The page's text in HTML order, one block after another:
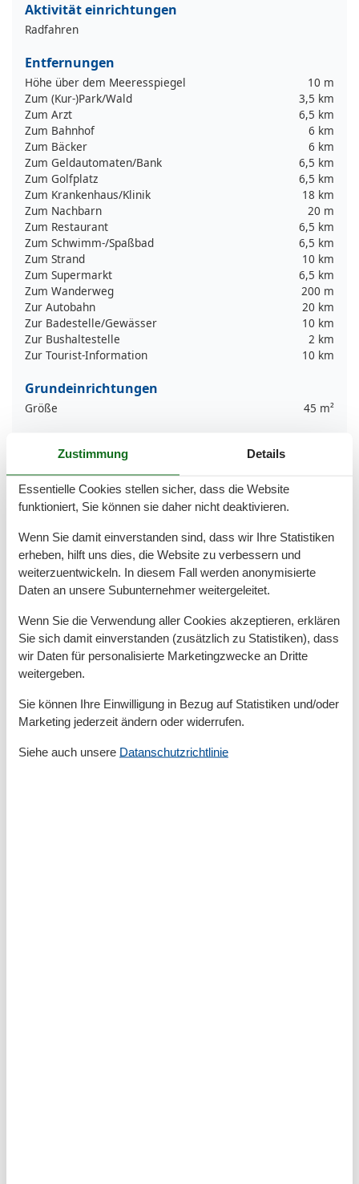
Aktivität einrichtungen
Radfahren
Entfernungen
Höhe über dem Meeresspiegel
10 m
Zum (Kur-)Park/Wald
3,5 km
Zum Arzt
6,5 km
Zum Bahnhof
6 km
Zum Bäcker
6 km
Zum Geldautomaten/Bank
6,5 km
Zum Golfplatz
6,5 km
Zum Krankenhaus/Klinik
18 km
Zum Nachbarn
20 m
Zum Restaurant
6,5 km
Zum Schwimm-/Spaßbad
6,5 km
Zum Strand
10 km
Zum Supermarkt
6,5 km
Zum Wanderweg
200 m
Zur Autobahn
20 km
Zur Badestelle/Gewässer
10 km
Zur Bushaltestelle
2 km
Zur Tourist-Information
10 km
Grundeinrichtungen
Größe 45 m²
Familienfreundlich
Serviceeinrichtungen
Allergikerger. (tierfrei)
Backofen
Bettwäsche
Dusche/WC
Einzelbett
Getrennt stehende Betten
Heizung
Hochstuhl
Haartrockner
Internet - WLAN
Küche (offen)
Kühlschrank
Nichtraucher
Zustimmung Details
Essentielle Cookies stellen sicher, dass die Website
funktioniert, Sie können sie daher nicht deaktivieren.
Wenn Sie damit einverstanden sind, dass wir Ihre Statistiken
erheben, hilft uns dies, die Website zu verbessern und
weiterzuentwickeln. In diesem Fall werden anonymisierte
Daten an unsere Subunternehmer weitergeleitet.
Wenn Sie die Verwendung aller Cookies akzeptieren, erklären
Sie sich damit einverstanden (zusätzlich zu Statistiken), dass
wir Daten für personalisierte Marketingzwecke an Dritte
weitergeben.
Sie können Ihre Einwilligung in Bezug auf Statistiken und/oder
Marketing jederzeit ändern oder widerrufen.
Siehe auch unsere Datanschutzrichtlinie